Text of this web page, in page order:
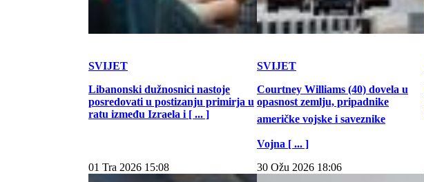
SVIJET
Libanonski dužnosnici nastoje
posredovati u postizanju primirja u
ratu između Izraela i [ ... ]
SVIJET
Courtney Williams (40) dovela u
opasnost zemlju, pripadnike
američke vojske i saveznike
Vojna [ ... ]
01 Tra 2026 15:08 30 Ožu 2026 18:06